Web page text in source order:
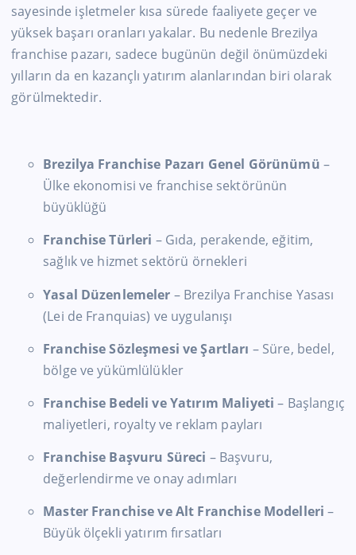
sayesinde işletmeler kısa sürede faaliyete geçer ve
yüksek başarı oranları yakalar. Bu nedenle Brezilya
franchise pazarı, sadece bugünün değil önümüzdeki
yılların da en kazançlı yatırım alanlarından biri olarak
görülmektedir.
Brezilya Franchise Pazarı Genel Görünümü –
Ülke ekonomisi ve franchise sektörünün
büyüklüğü
Franchise Türleri – Gıda, perakende, eğitim,
sağlık ve hizmet sektörü örnekleri
Yasal Düzenlemeler – Brezilya Franchise Yasası
(Lei de Franquias) ve uygulanışı
Franchise Sözleşmesi ve Şartları – Süre, bedel,
bölge ve yükümlülükler
Franchise Bedeli ve Yatırım Maliyeti – Başlangıç
maliyetleri, royalty ve reklam payları
Franchise Başvuru Süreci – Başvuru,
değerlendirme ve onay adımları
Master Franchise ve Alt Franchise Modelleri –
Büyük ölçekli yatırım fırsatları